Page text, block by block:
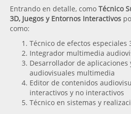
Entrando en detalle, como Técnico
3D, Juegos y Entornos Interactivos
como:
Técnico de efectos especiales
Integrador multimedia
Desarrollador de aplicaciones
audiovisuales multimedia
Editor de contenidos
interactivos y no interactivos
Técnico en sistemas y